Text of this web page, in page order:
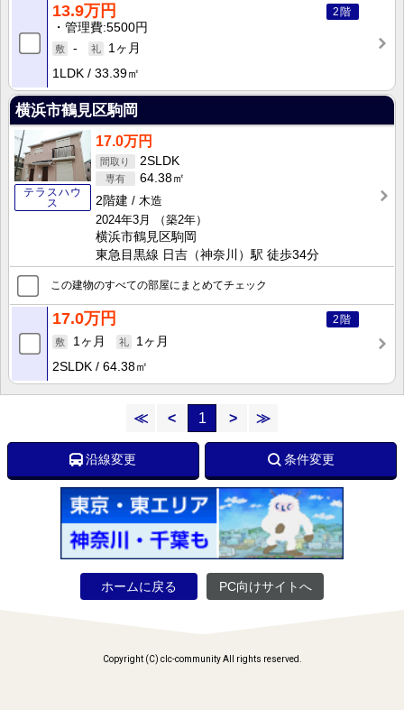
2階
13.9万円
管理費 5500円
-
1ヶ月
1LDK
33.39㎡
横浜市鶴見区駒岡
テラスハウ
ス
17.0万円
2SLDK
64.38㎡
2階建
木造
2024年3月
（築2年）
横浜市鶴見区駒岡
東急目黒線 日吉（神奈川）駅 徒歩34分
この建物のすべての部屋にまとめてチェック
2階
17.0万円
1ヶ月
1ヶ月
2SLDK
64.38㎡
≪ < 1 > ≫
沿線変更 条件変更
ホームに戻る PC向けサイトへ
Copyright (C) clc-community All rights reserved.